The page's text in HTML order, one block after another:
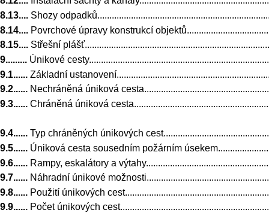
8.13.... Shozy
8.14.... Povrchové úpravy konstrukcí
8.15.... Střešní
9......... Únikové
9.1...... Základní
9.2...... Nechráněná úniková
9.3...... Chráněná úniková
9.4...... Typ chráněných únikových
9.5...... Úniková cesta sousedním požárním
9.6...... Rampy, eskalátory a
9.7...... Náhradní únikové
9.8...... Použití únikových
9.9...... Počet únikových